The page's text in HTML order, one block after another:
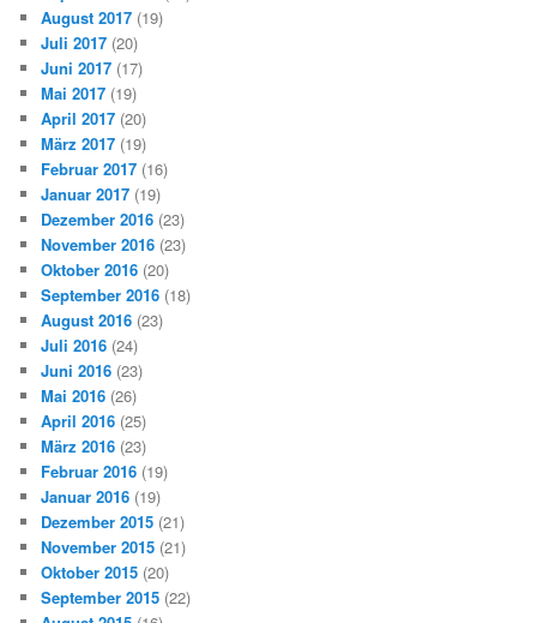
August 2017 (19)
Juli 2017 (20)
Juni 2017 (17)
Mai 2017 (19)
April 2017 (20)
März 2017 (19)
Februar 2017 (16)
Januar 2017 (19)
Dezember 2016 (23)
November 2016 (23)
Oktober 2016 (20)
September 2016 (18)
August 2016 (23)
Juli 2016 (24)
Juni 2016 (23)
Mai 2016 (26)
April 2016 (25)
März 2016 (23)
Februar 2016 (19)
Januar 2016 (19)
Dezember 2015 (21)
November 2015 (21)
Oktober 2015 (20)
September 2015 (22)